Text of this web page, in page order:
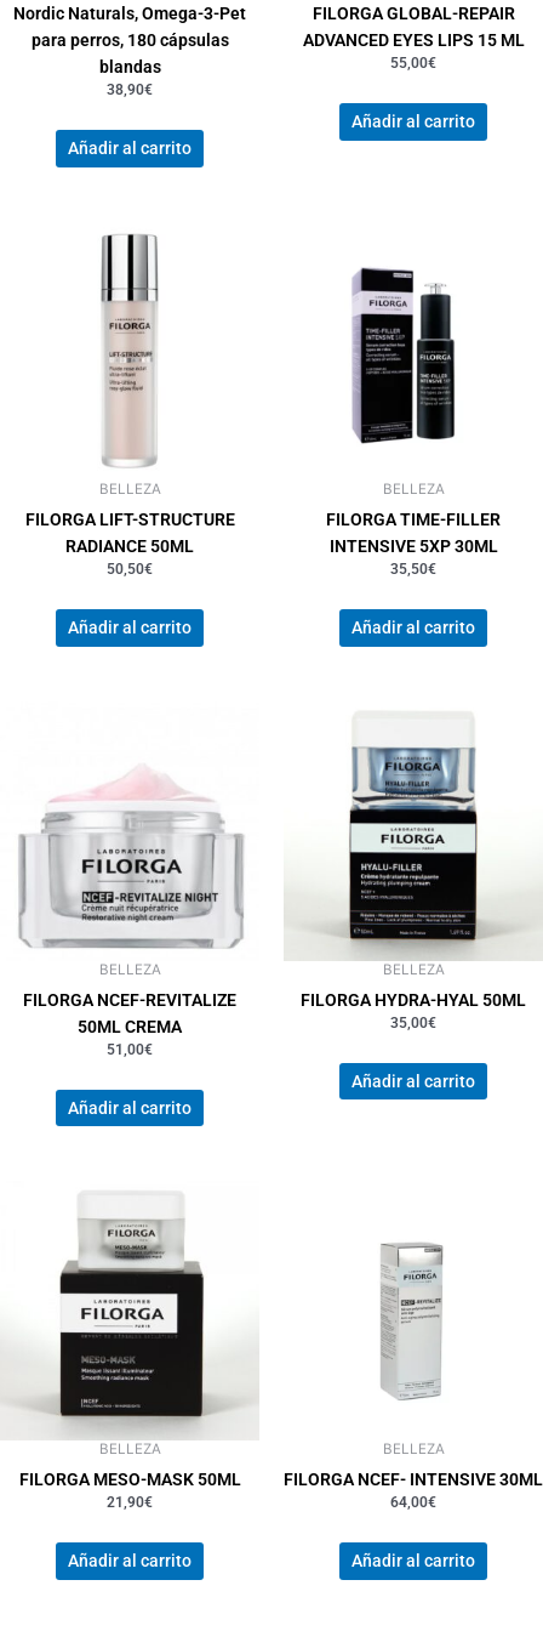
Nordic Naturals, Omega-3-Pet
para perros, 180 cápsulas
blandas
38,90€
Añadir al carrito
FILORGA GLOBAL-REPAIR
ADVANCED EYES LIPS 15 ML
55,00€
Añadir al carrito
BELLEZA
FILORGA LIFT-STRUCTURE
RADIANCE 50ML
50,50€
Añadir al carrito
BELLEZA
FILORGA TIME-FILLER
INTENSIVE 5XP 30ML
35,50€
Añadir al carrito
BELLEZA
FILORGA NCEF-REVITALIZE
50ML CREMA
51,00€
Añadir al carrito
BELLEZA
FILORGA HYDRA-HYAL 50ML
35,00€
Añadir al carrito
BELLEZA
FILORGA MESO-MASK 50ML
21,90€
Añadir al carrito
BELLEZA
FILORGA NCEF- INTENSIVE 30ML
64,00€
Añadir al carrito